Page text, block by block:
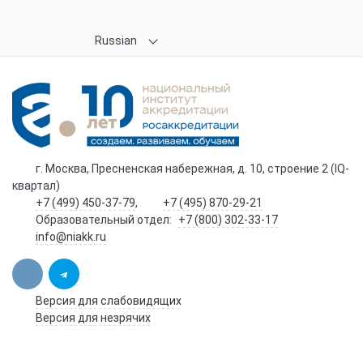
Russian
г. Москва, Пресненская набережная, д. 10, строение 2 (IQ-
квартал)
+7 (499) 450-37-79,
+7 (495) 870-29-21
Образовательный отдел:
+7 (800) 302-33-17
info@niakk.ru
Версия для слабовидящих
Версия для незрячих